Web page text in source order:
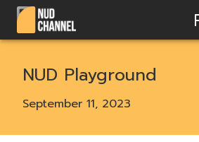
NUD Playground
September 11, 2023